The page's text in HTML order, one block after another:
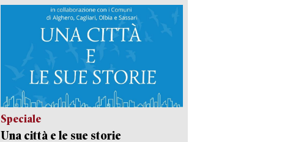
Speciale
Una città e le sue storie